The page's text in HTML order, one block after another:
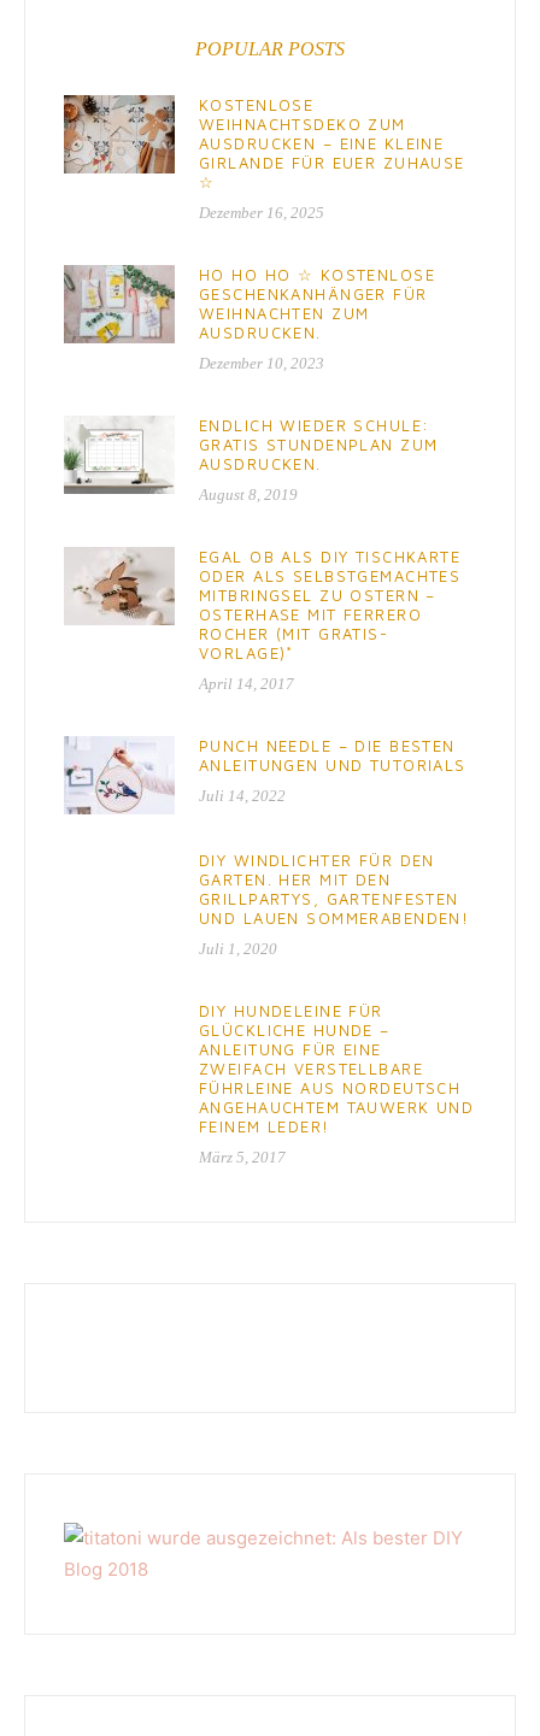
POPULAR POSTS
KOSTENLOSE
WEIHNACHTSDEKO ZUM
AUSDRUCKEN – EINE KLEINE
GIRLANDE FÜR EUER ZUHAUSE
☆
Dezember 16, 2025
HO HO HO ☆ KOSTENLOSE
GESCHENKANHÄNGER FÜR
WEIHNACHTEN ZUM
AUSDRUCKEN.
Dezember 10, 2023
ENDLICH WIEDER SCHULE:
GRATIS STUNDENPLAN ZUM
AUSDRUCKEN.
August 8, 2019
EGAL OB ALS DIY TISCHKARTE
ODER ALS SELBSTGEMACHTES
MITBRINGSEL ZU OSTERN –
OSTERHASE MIT FERRERO
ROCHER (MIT GRATIS-
VORLAGE)*
April 14, 2017
PUNCH NEEDLE – DIE BESTEN
ANLEITUNGEN UND TUTORIALS
Juli 14, 2022
DIY WINDLICHTER FÜR DEN
GARTEN. HER MIT DEN
GRILLPARTYS, GARTENFESTEN
UND LAUEN SOMMERABENDEN!
Juli 1, 2020
DIY HUNDELEINE FÜR
GLÜCKLICHE HUNDE –
ANLEITUNG FÜR EINE
ZWEIFACH VERSTELLBARE
FÜHRLEINE AUS NORDEUTSCH
ANGEHAUCHTEM TAUWERK UND
FEINEM LEDER!
März 5, 2017